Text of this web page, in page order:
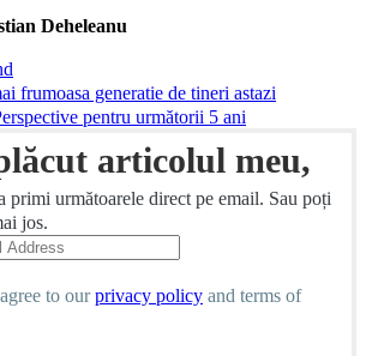
Deheleanu
frumoasa generatie de tineri astazi
pentru următorii 5 ani
articolul meu,
primi următoarele direct pe email. Sau poți
jos.
to ourprivacy policy and terms of